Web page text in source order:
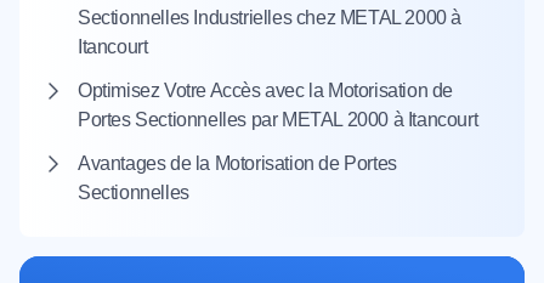
Sectionnelles Industrielles chez METAL 2000 à
Itancourt
Optimisez Votre Accès avec la Motorisation de
Portes Sectionnelles par METAL 2000 à Itancourt
Avantages de la Motorisation de Portes
Sectionnelles